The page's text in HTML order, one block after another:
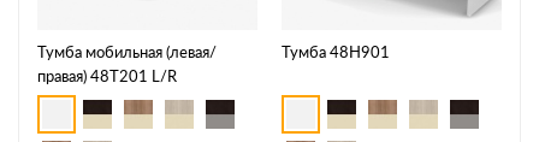
Тумба мобильная (левая/
правая) 48T201 L/R
Тумба 48H901